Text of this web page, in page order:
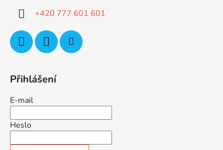
+420 777 601 601
Přihlášení
E-mail
Heslo